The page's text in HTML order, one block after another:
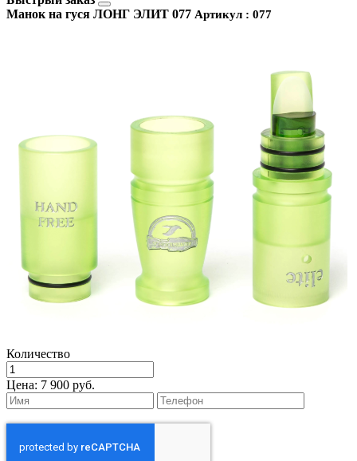
Манок на гуся ЛОНГ ЭЛИТ 077 Артикул : 077
Количество
Цена: 7 900 руб.